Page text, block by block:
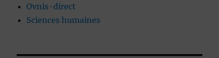
Ovnis-direct
Sciences humaines